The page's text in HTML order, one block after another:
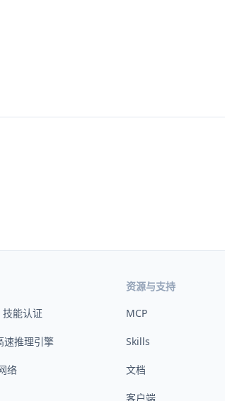
能认证
速推理引擎
络
资源与支持
MCP
Skills
文档
客户端